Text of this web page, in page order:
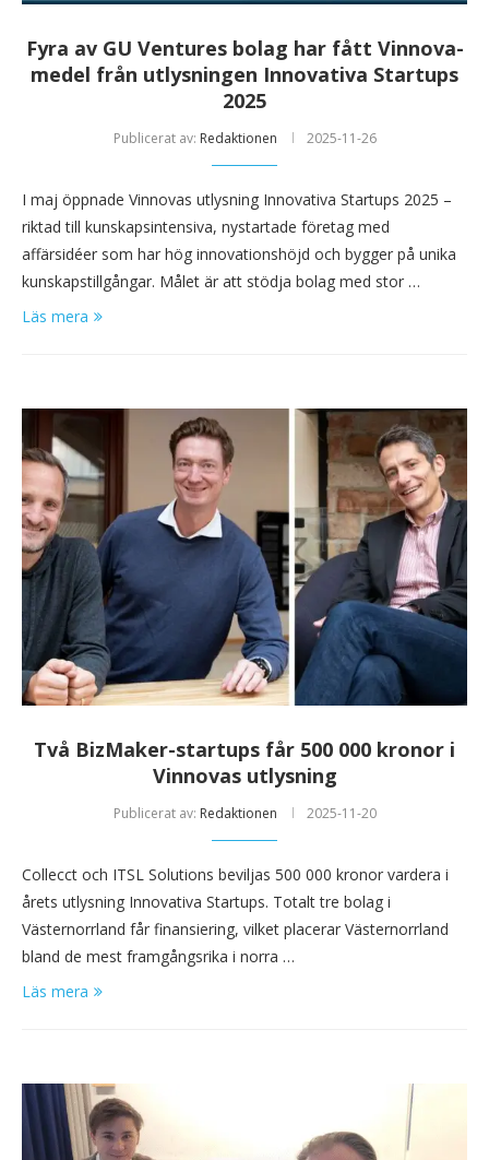
Fyra av GU Ventures bolag har fått Vinnova-
medel från utlysningen Innovativa Startups
2025
Publicerat av: Redaktionen 2025-11-26
I maj öppnade Vinnovas utlysning Innovativa Startups 2025 –
riktad till kunskapsintensiva, nystartade företag med
affärsidéer som har hög innovationshöjd och bygger på unika
kunskapstillgångar. Målet är att stödja bolag med stor …
Läs mera
Två BizMaker-startups får 500 000 kronor i
Vinnovas utlysning
Publicerat av: Redaktionen 2025-11-20
Collecct och ITSL Solutions beviljas 500 000 kronor vardera i
årets utlysning Innovativa Startups. Totalt tre bolag i
Västernorrland får finansiering, vilket placerar Västernorrland
bland de mest framgångsrika i norra …
Läs mera